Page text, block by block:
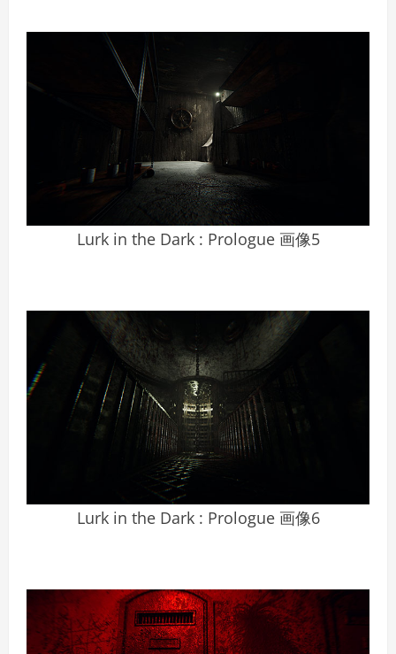
Lurk in the Dark : Prologue 画像5
Lurk in the Dark : Prologue 画像6